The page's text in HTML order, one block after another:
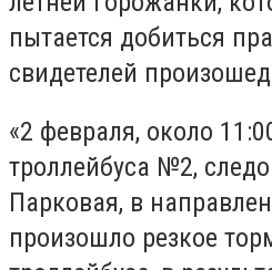
пытается добиться
свидетелей
«2 февраля, около
троллейбуса №2,
Парковая, в
произошло резкое